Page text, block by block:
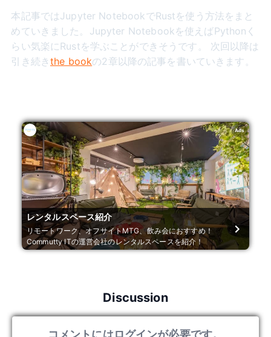
本記事ではJupyter NotebookでRustを使う方法をまと
めていきました。Jupyter Notebookを使えばPythonく
らい気楽にRustを学ぶことができそうです。 次回以降は
引き続き the bookの2章以降の記事を書いていきます。
Ads
レンタルスペース紹介
リモートワーク、オフサイトMTG、飲み会におすすめ！
Commutty ITの運営会社のレンタルスペースを紹介！
Discussion
コメントにはログインが必要です。